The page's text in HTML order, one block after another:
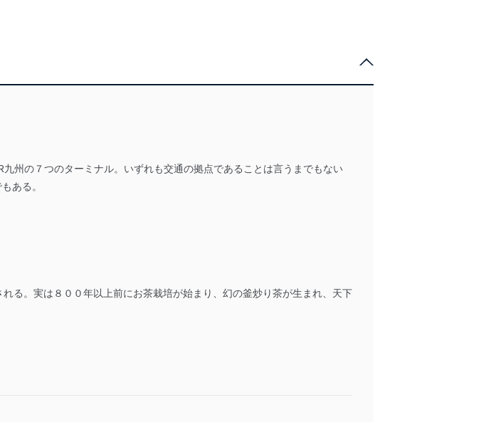
州の７つのターミナル。いずれも交通の拠点であることは言うまでもない
ある。
る。実は８００年以上前にお茶栽培が始まり、幻の釜炒り茶が生まれ、天下